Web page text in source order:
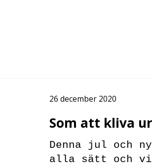
26 december 2020
Som att kliva
Denna jul och
alla sätt och